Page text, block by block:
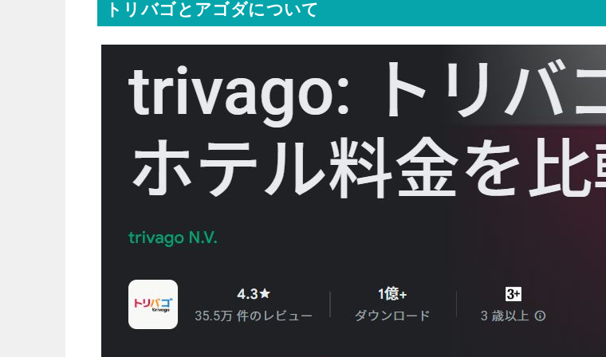
トリバゴとアゴダについて